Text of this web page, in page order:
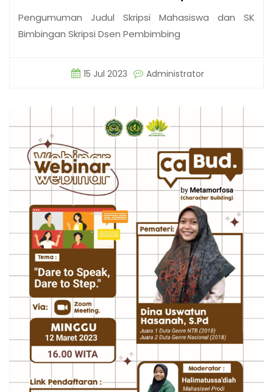
Pengumuman Judul Skripsi Mahasiswa dan SK
Bimbingan Skripsi Dsen Pembimbing
15 Jul 2023 Administrator